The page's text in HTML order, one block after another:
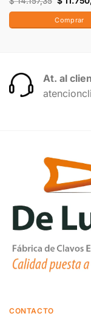
Comprar
At. al
CONTACTO